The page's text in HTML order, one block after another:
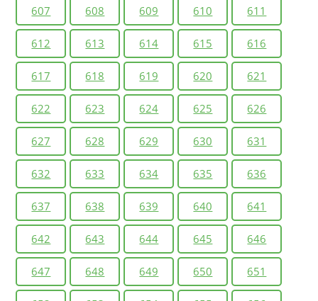
607 608 609 610 611
612 613 614 615 616
617 618 619 620 621
622 623 624 625 626
627 628 629 630 631
632 633 634 635 636
637 638 639 640 641
642 643 644 645 646
647 648 649 650 651